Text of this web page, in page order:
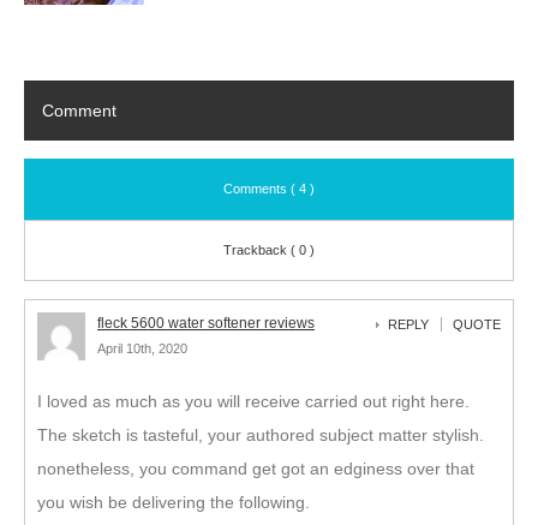
Comment
Comments ( 4 )
Trackback ( 0 )
fleck 5600 water softener reviews
April 10th, 2020
REPLY QUOTE
I loved as much as you will receive carried out right here.
The sketch is tasteful, your authored subject matter stylish.
nonetheless, you command get got an edginess over that
you wish be delivering the following.